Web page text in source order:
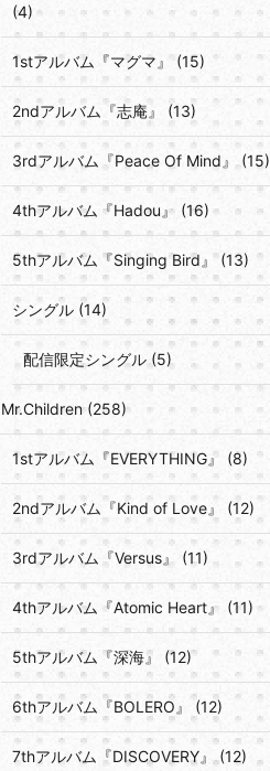
(4)
1stアルバム『マグマ』 (15)
2ndアルバム『志庵』 (13)
3rdアルバム『Peace Of Mind』 (15)
4thアルバム『Hadou』 (16)
5thアルバム『Singing Bird』 (13)
シングル (14)
配信限定シングル (5)
Mr.Children (258)
1stアルバム『EVERYTHING』 (8)
2ndアルバム『Kind of Love』 (12)
3rdアルバム『Versus』 (11)
4thアルバム『Atomic Heart』 (11)
5thアルバム『深海』 (12)
6thアルバム『BOLERO』 (12)
7thアルバム『DISCOVERY』 (12)